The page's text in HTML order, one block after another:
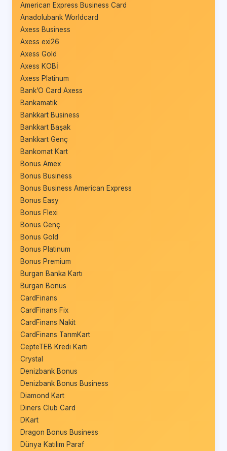
American Express Business Card
Anadolubank Worldcard
Axess Business
Axess exi26
Axess Gold
Axess KOBİ
Axess Platinum
Bank’O Card Axess
Bankamatik
Bankkart Business
Bankkart Başak
Bankkart Genç
Bankomat Kart
Bonus Amex
Bonus Business
Bonus Business American Express
Bonus Easy
Bonus Flexi
Bonus Genç
Bonus Gold
Bonus Platinum
Bonus Premium
Burgan Banka Kartı
Burgan Bonus
CardFinans
CardFinans Fix
CardFinans Nakit
CardFinans TarımKart
CepteTEB Kredi Kartı
Crystal
Denizbank Bonus
Denizbank Bonus Business
Diamond Kart
Diners Club Card
DKart
Dragon Bonus Business
Dünya Katılım Paraf